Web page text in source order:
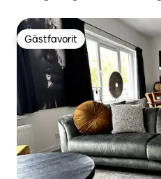
Gästfavorit
Gästfavorit